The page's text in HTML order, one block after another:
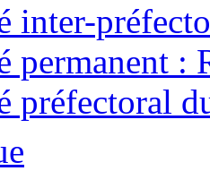
inter-
permanent :
préfectoral